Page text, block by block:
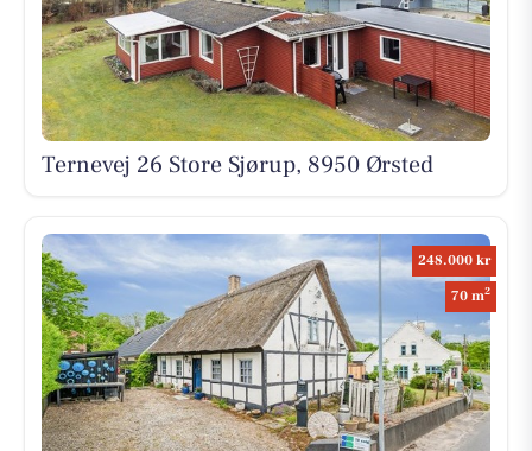
Ternevej 26 Store Sjørup, 8950 Ørsted
248.000 kr
70 m2